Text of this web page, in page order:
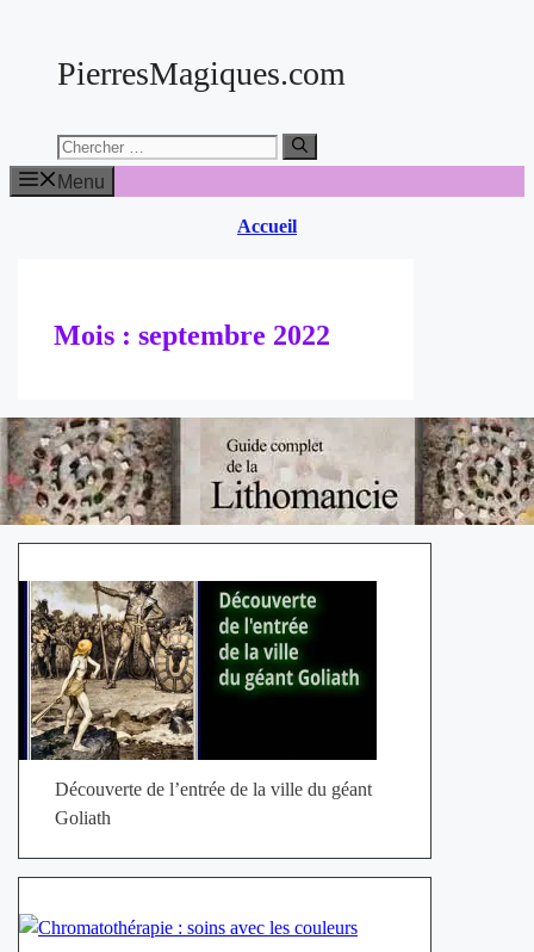
contenuPierresMagiques.com
Chercher:
Menu
Accueil
Mois : septembre 2022
Découverte de l’entrée de la ville du géant
Goliath